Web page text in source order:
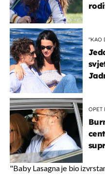
"KAO
OPET
"Baby Lasagna je bio